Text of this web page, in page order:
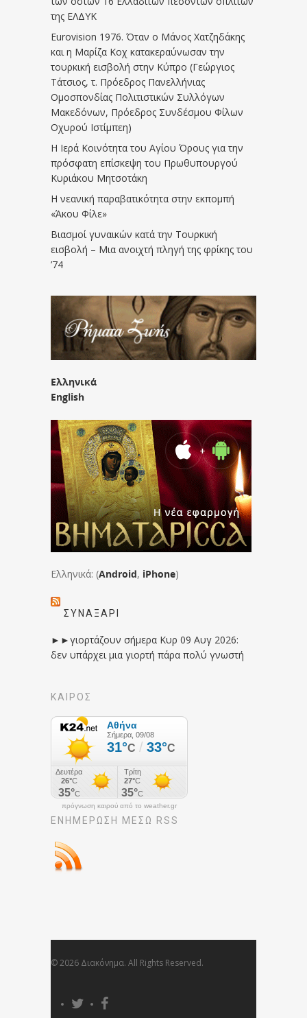
της ΕΛΔΥΚ
Eurovision 1976. Όταν ο Μάνος Χατζηδάκης
και η Μαρίζα Κοχ κατακεραύνωσαν την
τουρκική εισβολή στην Κύπρο (Γεώργιος
Τάτσιος, τ. Πρόεδρος Πανελλήνιας
Ομοσπονδίας Πολιτιστικών Συλλόγων
Μακεδόνων, Πρόεδρος Συνδέσμου Φίλων
Οχυρού Ιστίμπεη)
Η Ιερά Κοινότητα του Αγίου Όρους για την
πρόσφατη επίσκεψη του Πρωθυπουργού
Κυριάκου Μητσοτάκη
Η νεανική παραβατικότητα στην εκπομπή
«Άκου Φίλε»
Βιασμοί γυναικών κατά την Τουρκική
εισβολή – Μια ανοιχτή πληγή της φρίκης του
’74
Ελληνικά
English
Ελληνικά: (Android, iPhone)
ΣΥΝΑΞΆΡΙ
►►γιορτάζουν σήμερα Κυρ 09 Αυγ 2026:
δεν υπάρχει μια γιορτή πάρα πολύ γνωστή
ΚΑΙΡΟΣ
πρόγνωση καιρού από το weather.gr
ΕΝΗΜΈΡΩΣΉ ΜΕΣΩ RSS
© 2026 Διακόνημα. All Rights Reserved.